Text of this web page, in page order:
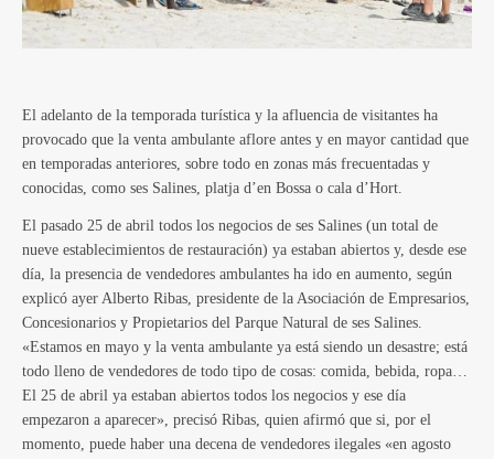
El adelanto de la temporada turística y la afluencia de visitantes ha
provocado que la venta ambulante aflore antes y en mayor cantidad que
en temporadas anteriores, sobre todo en zonas más frecuentadas y
conocidas, como ses Salines, platja d’en Bossa o cala d’Hort.
El pasado 25 de abril todos los negocios de ses Salines (un total de
nueve establecimientos de restauración) ya estaban abiertos y, desde ese
día, la presencia de vendedores ambulantes ha ido en aumento, según
explicó ayer Alberto Ribas, presidente de la Asociación de Empresarios,
Concesionarios y Propietarios del Parque Natural de ses Salines.
«Estamos en mayo y la venta ambulante ya está siendo un desastre; está
todo lleno de vendedores de todo tipo de cosas: comida, bebida, ropa…
El 25 de abril ya estaban abiertos todos los negocios y ese día
empezaron a aparecer», precisó Ribas, quien afirmó que si, por el
momento, puede haber una decena de vendedores ilegales «en agosto